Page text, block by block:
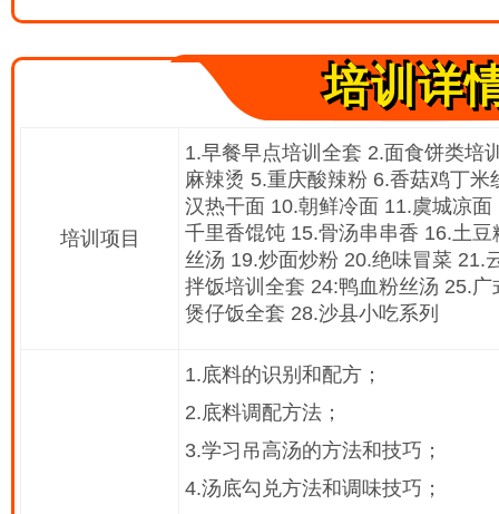
培训详
培训项目
1.早餐早点培训全套 2.面食饼类培
麻辣烫 5.重庆酸辣粉 6.香菇鸡丁
汉热干面 10.朝鲜冷面 11.虞城凉
千里香馄饨 15.骨汤串串香 16.土
丝汤 19.炒面炒粉 20.绝味冒菜 21.
拌饭培训全套 24:鸭血粉丝汤 25.
煲仔饭全套 28.沙县小吃系列
1.底料的识别和配方；
2.底料调配方法；
3.学习吊高汤的方法和技巧；
4.汤底勾兑方法和调味技巧；